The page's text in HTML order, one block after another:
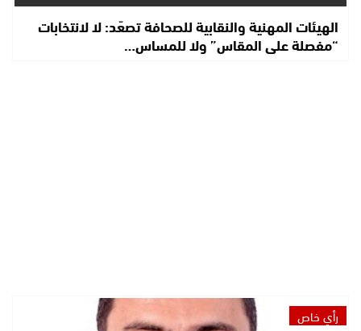
الهيئات المهنية والنقابية للصحافة تصعّد: لا لانتخابات
“مفصلة على المقاس” ولا للمساس…
رأي خاص